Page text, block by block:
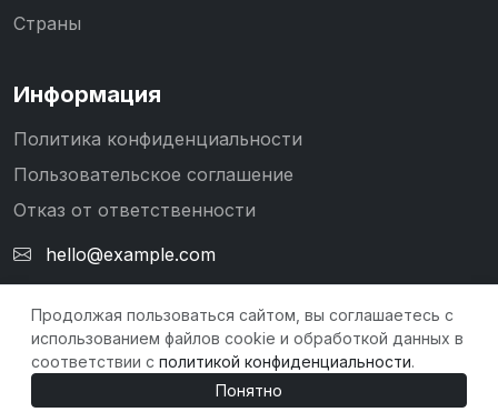
Страны
Информация
Политика конфиденциальности
Пользовательское соглашение
Отказ от ответственности
hello@example.com
© 2026 WikiWatch. Все права защищены.
Продолжая пользоваться сайтом, вы соглашаетесь с
использованием файлов cookie и обработкой данных в
соответствии с политикой конфиденциальности.
Понятно